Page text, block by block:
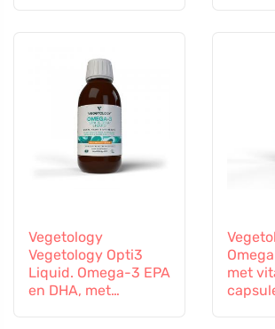
Vegetology
Vegetology Opti3
Liquid. Omega-3 EPA
en DHA, met
met